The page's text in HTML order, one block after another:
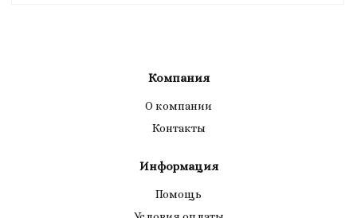
Компания
О компании
Контакты
Информация
Помощь